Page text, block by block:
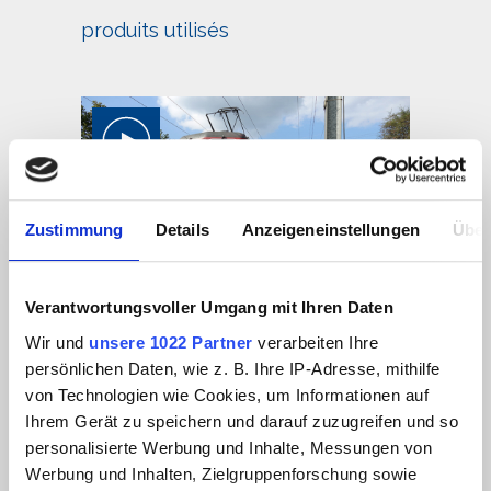
Zustimmung Details Anzeigeneinstellungen
Verantwortungsvoller Umgang mit Ihren Daten
Wir und unsere 1022 Partner verarbeiten Ihre
persönlichen Daten, wie z. B. Ihre IP-Adresse, mithilfe
von Technologien wie Cookies, um Informationen auf
Ihrem Gerät zu speichern und darauf zuzugreifen und so
personalisierte Werbung und Inhalte, Messungen von
Werbung und Inhalten, Zielgruppenforschung sowie
produits utilisés
Systèmes d'alarme aux câbles et
radio mobile